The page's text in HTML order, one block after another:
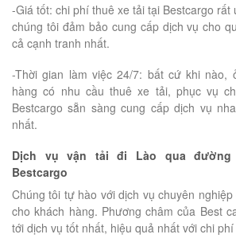
-Giá tốt: chi phí thuê xe tải tại Bestcargo rất
chúng tôi đảm bảo cung cấp dịch vụ cho
cả cạnh tranh nhất.
-Thời gian làm việc 24/7: bất cứ khi nào,
hàng có nhu cầu thuê xe tải, phục vụ
Bestcargo sẵn sàng cung cấp dịch vụ
nhất.
Dịch vụ vận tải đi Lào qua đường
Bestcargo
Chúng tôi tự hào với dịch vụ chuyên
cho khách hàng. Phương châm của Best
tới dịch vụ tốt nhất, hiệu quả nhất với chi